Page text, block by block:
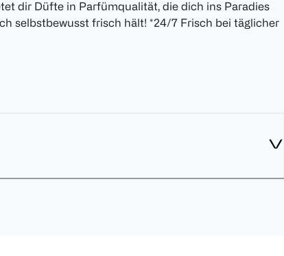
dir Düfte in Parfümqualität, die dich ins Paradies
selbstbewusst frisch hält! *24/7 Frisch bei täglicher